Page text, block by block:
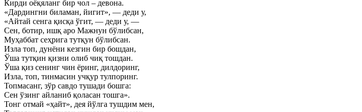
Кирди оёқяланг бир чол – девона.
«Дардингни биламан, йигит», — деди у,
«Айтай сенга қисқа ўгит, — деди у, —
Сен, ботир, ишқ аро Мажнун бўлибсан,
Муҳаббат сеҳрига тутқун бўлибсан.
Изла топ, дунёни кезгин бир бошдан,
Ўша тутқин қизни олиб чиқ тошдан.
Ўша қиз сенинг чин ёринг, дилдоринг,
Изла, топ, тинмасин учқур тулпоринг.
Топмасанг, зўр савдо тушади бошга:
Сен ўзинг айланиб қоласан тошга».
Тонг отмай «ҳайт», дея йўлга тушдим мен,